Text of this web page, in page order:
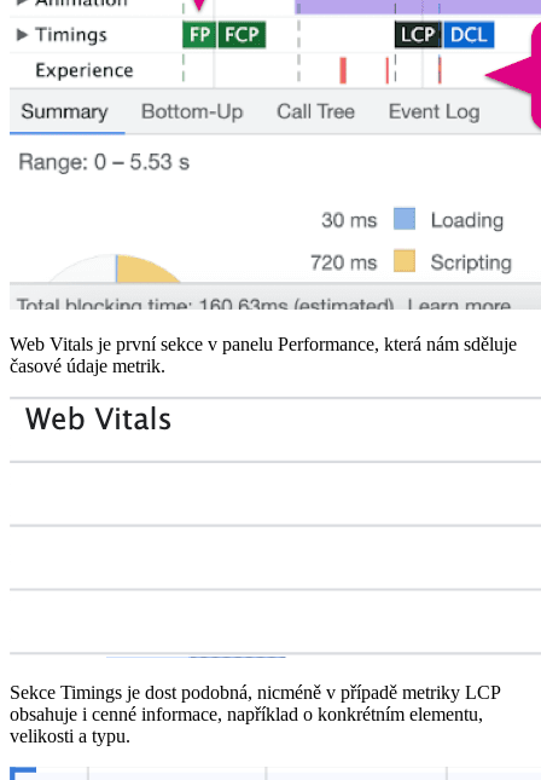
Web Vitals je první sekce v panelu Performance, která nám sděluje
časové údaje metrik.
Sekce Timings je dost podobná, nicméně v případě metriky LCP
obsahuje i cenné informace, například o konkrétním elementu,
velikosti a typu.